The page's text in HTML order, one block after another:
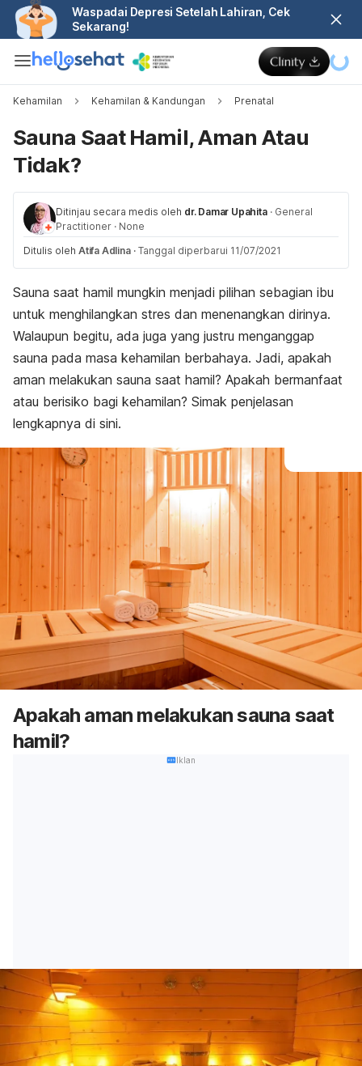
Waspadai Depresi Setelah Lahiran, Cek
Sekarang!
Kehamilan Kehamilan & Kandungan Prenatal
Sauna Saat Hamil, Aman Atau
Tidak?
Ditinjau secara medis oleh dr. Damar Upahita · General
Practitioner · None
Ditulis oleh Atifa Adlina · Tanggal diperbarui 11/07/2021
Sauna saat hamil mungkin menjadi pilihan sebagian ibu
untuk menghilangkan stres dan menenangkan dirinya.
Walaupun begitu, ada juga yang justru menganggap
sauna pada masa kehamilan berbahaya. Jadi, apakah
aman melakukan sauna saat hamil? Apakah bermanfaat
atau berisiko bagi kehamilan? Simak penjelasan
lengkapnya di sini.
Apakah aman melakukan sauna saat
hamil?
Iklan